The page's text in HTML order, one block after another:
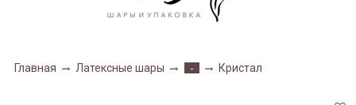
Главная Латексные шары - Кристал